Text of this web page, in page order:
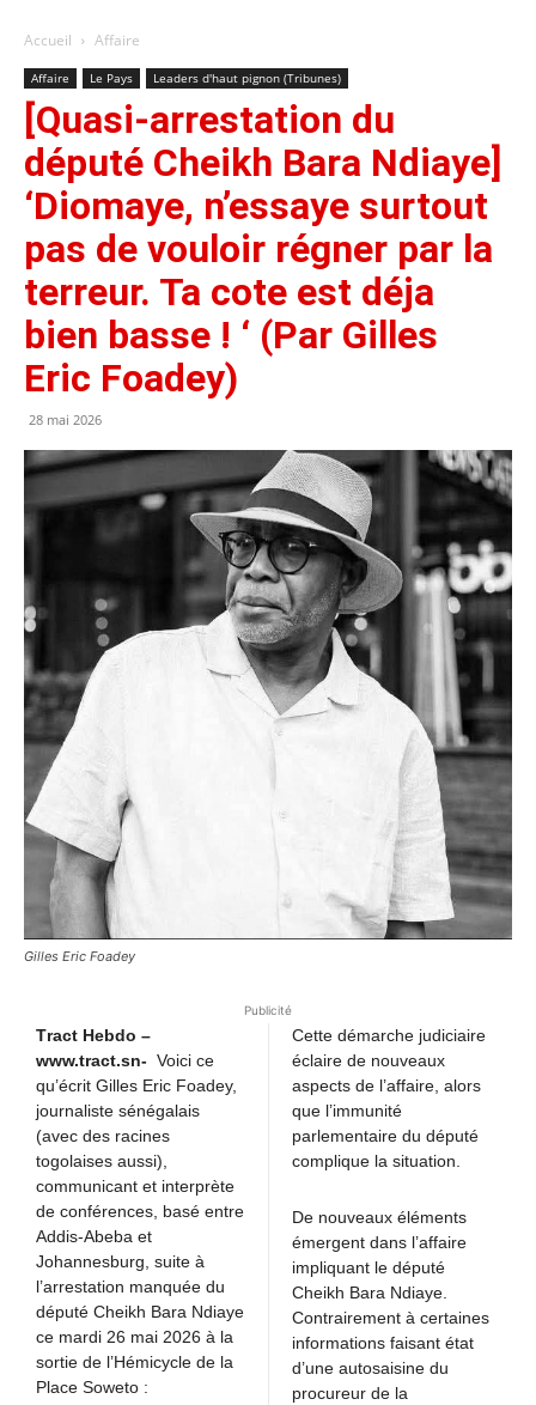
Accueil Affaire
Affaire Le Pays Leaders d'haut pignon (Tribunes)
[Quasi-arrestation du
député Cheikh Bara Ndiaye]
‘Diomaye, n’essaye surtout
pas de vouloir régner par la
terreur. Ta cote est déja
bien basse ! ‘ (Par Gilles
Eric Foadey)
28 mai 2026
Gilles Eric Foadey
Publicité
Tract Hebdo –
www.tract.sn- Voici ce
qu’écrit Gilles Eric Foadey,
journaliste sénégalais
(avec des racines
togolaises aussi),
communicant et interprète
de conférences, basé entre
Addis-Abeba et
Johannesburg, suite à
l’arrestation manquée du
député Cheikh Bara Ndiaye
ce mardi 26 mai 2026 à la
sortie de l’Hémicycle de la
Place Soweto :
Cette démarche judiciaire
éclaire de nouveaux
aspects de l’affaire, alors
que l’immunité
parlementaire du député
complique la situation.
De nouveaux éléments
émergent dans l’affaire
impliquant le député
Cheikh Bara Ndiaye.
Contrairement à certaines
informations faisant état
d’une autosaisine du
procureur de la